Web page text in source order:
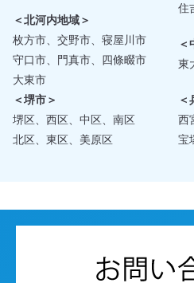
＜北河内地域＞
枚方市、交野市、寝屋川市
守口市、門真市、四條畷市
大東市
住
＜
東
＜堺市＞
堺区、西区、中区、南区
北区、東区、美原区
＜
西
宝